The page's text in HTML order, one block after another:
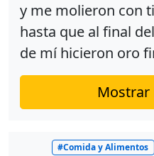
y me molieron con
hasta que al final
de mí hicieron oro
Mostrar
#Comida y Alimentos